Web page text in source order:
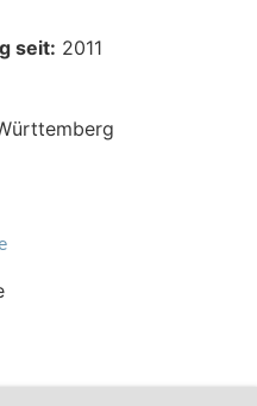
seit: 2011